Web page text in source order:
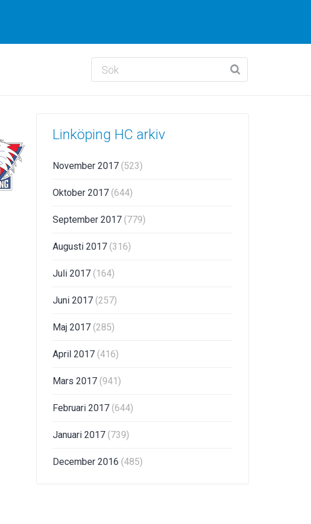
Linköping HC arkiv
November 2017 (523)
Oktober 2017 (644)
September 2017 (779)
Augusti 2017 (316)
Juli 2017 (164)
Juni 2017 (257)
Maj 2017 (285)
April 2017 (416)
Mars 2017 (941)
Februari 2017 (644)
Januari 2017 (739)
December 2016 (485)